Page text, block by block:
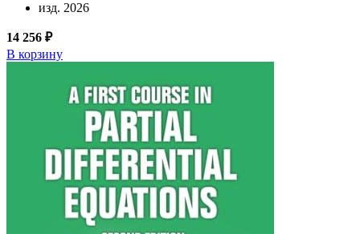
изд. 2026
14 256 ₽
В корзину